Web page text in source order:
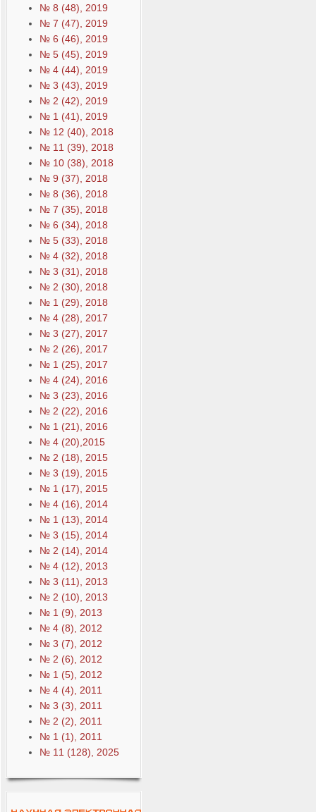
№ 8 (48), 2019
№ 7 (47), 2019
№ 6 (46), 2019
№ 5 (45), 2019
№ 4 (44), 2019
№ 3 (43), 2019
№ 2 (42), 2019
№ 1 (41), 2019
№ 12 (40), 2018
№ 11 (39), 2018
№ 10 (38), 2018
№ 9 (37), 2018
№ 8 (36), 2018
№ 7 (35), 2018
№ 6 (34), 2018
№ 5 (33), 2018
№ 4 (32), 2018
№ 3 (31), 2018
№ 2 (30), 2018
№ 1 (29), 2018
№ 4 (28), 2017
№ 3 (27), 2017
№ 2 (26), 2017
№ 1 (25), 2017
№ 4 (24), 2016
№ 3 (23), 2016
№ 2 (22), 2016
№ 1 (21), 2016
№ 4 (20),2015
№ 2 (18), 2015
№ 3 (19), 2015
№ 1 (17), 2015
№ 4 (16), 2014
№ 1 (13), 2014
№ 3 (15), 2014
№ 2 (14), 2014
№ 4 (12), 2013
№ 3 (11), 2013
№ 2 (10), 2013
№ 1 (9), 2013
№ 4 (8), 2012
№ 3 (7), 2012
№ 2 (6), 2012
№ 1 (5), 2012
№ 4 (4), 2011
№ 3 (3), 2011
№ 2 (2), 2011
№ 1 (1), 2011
№ 11 (128), 2025